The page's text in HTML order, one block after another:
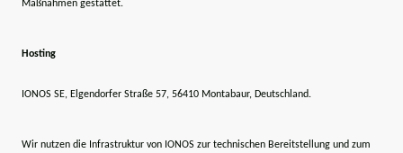
Maßnahmen gestattet.
Hosting
IONOS SE, Elgendorfer Straße 57, 56410 Montabaur, Deutschland.
Wir nutzen die Infrastruktur von IONOS zur technischen Bereitstellung und zum